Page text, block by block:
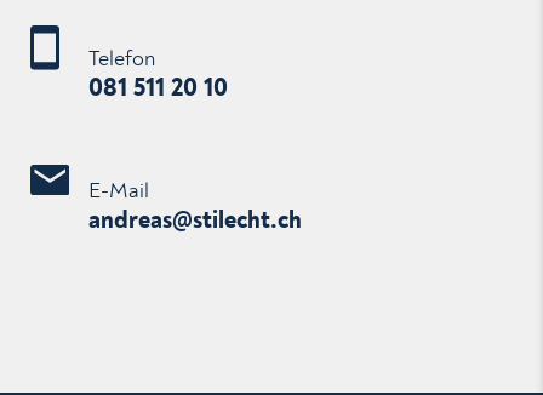
Telefon
081 511 20 10
E-Mail
ndr s st l cht ch